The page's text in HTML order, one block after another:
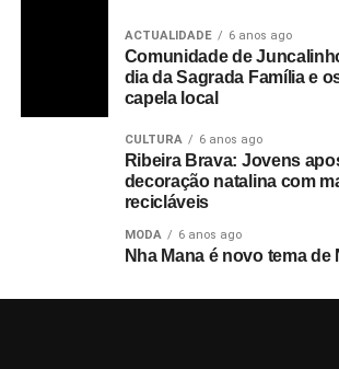
ACTUALIDADE 6 anos ago
Comunidade de
dia da Sagrada Família e
capela local
CULTURA 6 anos ago
Ribeira Brava: Jovens
decoração natalina com
recicláveis
MODA 6 anos ago
Nha Mana é novo tema de